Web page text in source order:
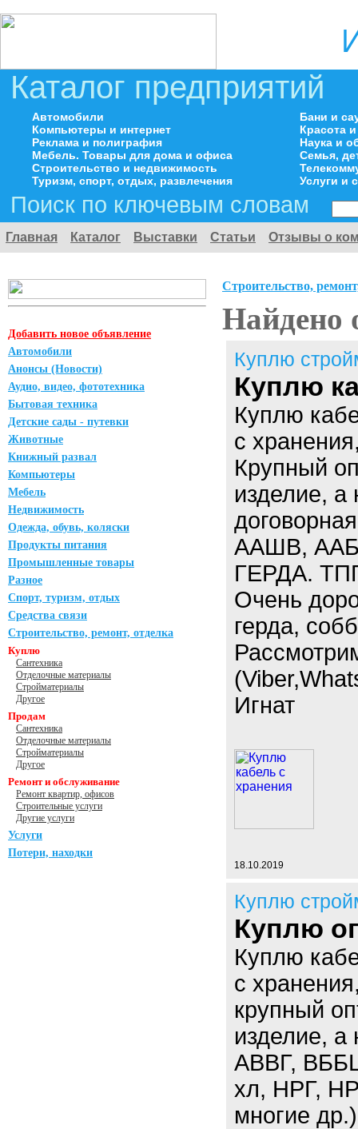
Каталог предприятий
Автомобили
Компьютеры и интернет
Реклама и полиграфия
Мебель. Товары для дома и офиса
Строительство и недвижимость
Туризм, спорт, отдых, развлечения
Бани и
Красота
Наука и
Семья,
Услуги и
Поиск по ключевым словам
Главная Каталог Выставки Статьи Отзывы о
Добавить новое объявление
Автомобили
Анонсы (Новости)
Аудио, видео, фототехника
Бытовая техника
Детские сады - путевки
Животные
Книжный развал
Компьютеры
Мебель
Недвижимость
Одежда, обувь, коляски
Продукты питания
Промышленные товары
Разное
Спорт, туризм, отдых
Средства связи
Строительство, ремонт, отделка
Куплю
Сантехника
Отделочные материалы
Стройматериалы
Другое
Продам
Сантехника
Отделочные материалы
Стройматериалы
Другое
Ремонт и обслуживание
Ремонт квартир, офисов
Строительные услуги
Другие услуги
Услуги
Потери, находки
Строительство,
Найдено
Куплю
Куплю
Куплю
с
Крупный
изделие,
ААШВ,
ГЕРДА.
Очень
герда,
Игнат
18.10.2019
Куплю
Куплю
Куплю
с
крупный
изделие,
АВВГ,
хл, НРГ,
многие